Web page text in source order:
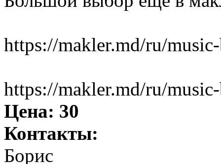
https://makler.md/ru/
https://makler.md/ru/
Цена: 30
Контакты:
Борис